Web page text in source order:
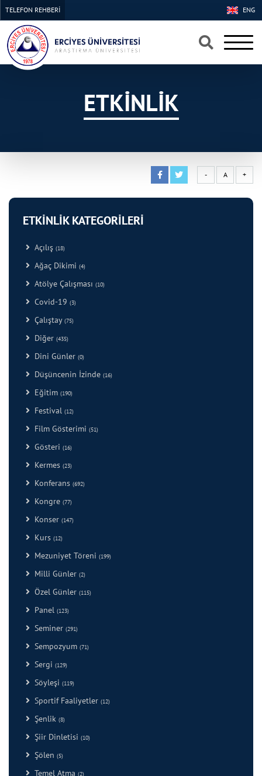
×
×
ENG
TELEFON REHBERİ
ETKİNLİK
- A +
ETKİNLİK KATEGORİLERİ
Açılış (18)
Ağaç Dikimi (4)
Atölye Çalışması (10)
Covid-19 (3)
Çalıştay (75)
Diğer (435)
Dini Günler (0)
Düşüncenin İzinde (16)
Eğitim (190)
Festival (12)
Film Gösterimi (51)
Gösteri (16)
Kermes (23)
Konferans (692)
Kongre (77)
Konser (147)
Kurs (12)
Mezuniyet Töreni (199)
Milli Günler (2)
Özel Günler (115)
Panel (123)
Seminer (291)
Sempozyum (71)
Sergi (129)
Söyleşi (119)
Sportif Faaliyetler (12)
Şenlik (8)
Şiir Dinletisi (10)
Şölen (5)
Temel Atma (2)